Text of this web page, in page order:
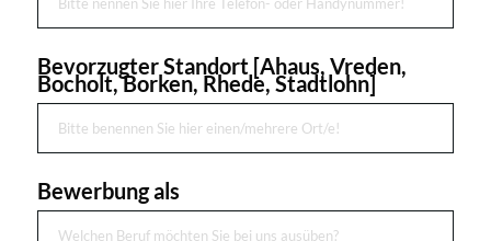
Bevorzugter Standort [Ahaus, Vreden,
Bocholt, Borken, Rhede, Stadtlohn]
Bewerbung als